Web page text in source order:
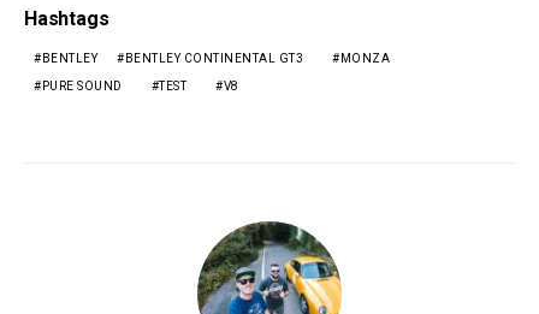
Hashtags
BENTLEY BENTLEY CONTINENTAL GT3 MONZA
PURE SOUND TEST V8